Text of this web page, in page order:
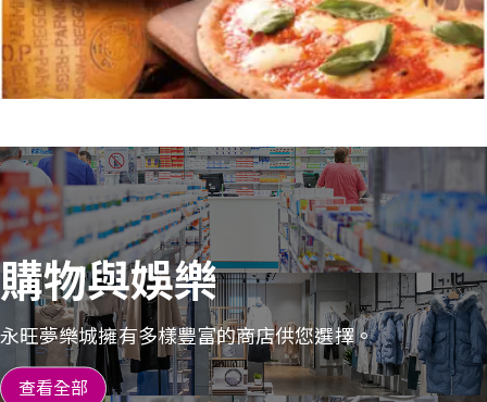
購物與娛樂
永旺夢樂城擁有多樣豐富的商店供您選擇。
查看全部